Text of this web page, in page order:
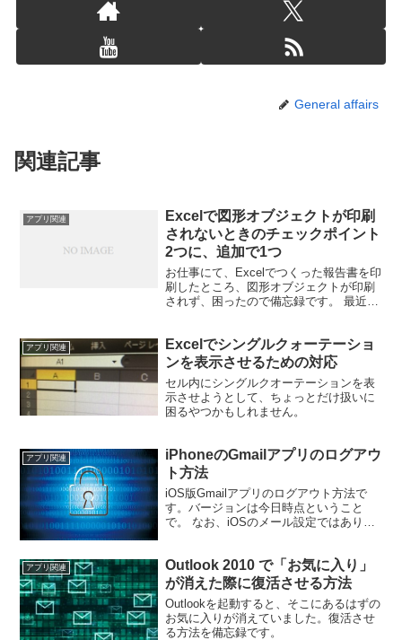
General affairs
関連記事
アプリ関連
Excelで図形オブジェクトが印刷
されないときのチェックポイント
2つに、追加で1つ
お仕事にて、Excelでつくった報告書を印
刷したところ、図形オブジェクトが印刷
されず、困ったので備忘録です。 最近
の組み合わせ問題でした。 今回の環境
は、Wind...
アプリ関連
Excelでシングルクォーテーショ
ンを表示させるための対応
セル内にシングルクオーテーションを表
示させようとして、ちょっとだけ扱いに
困るやつかもしれません。
アプリ関連
iPhoneのGmailアプリのログアウ
ト方法
iOS版Gmailアプリのログアウト方法で
す。バージョンは今日時点ということ
で。 なお、iOSのメール設定ではありま
ドを選べるメニューを表示します。 そこ
で、左上側の...
アプリ関連
Outlook 2010 で「お気に入り」
が消えた際に復活させる方法
Outlookを起動すると、そこにあるはずの
お気に入りが消えていました。復活させ
る方法を備忘録です。